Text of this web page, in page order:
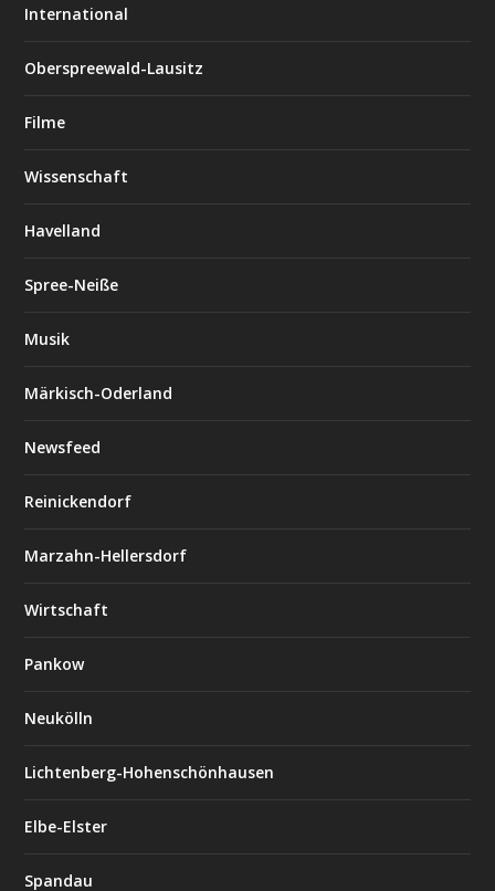
International
Oberspreewald-Lausitz
Filme
Wissenschaft
Havelland
Spree-Neiße
Musik
Märkisch-Oderland
Newsfeed
Reinickendorf
Marzahn-Hellersdorf
Wirtschaft
Pankow
Neukölln
Lichtenberg-Hohenschönhausen
Elbe-Elster
Spandau